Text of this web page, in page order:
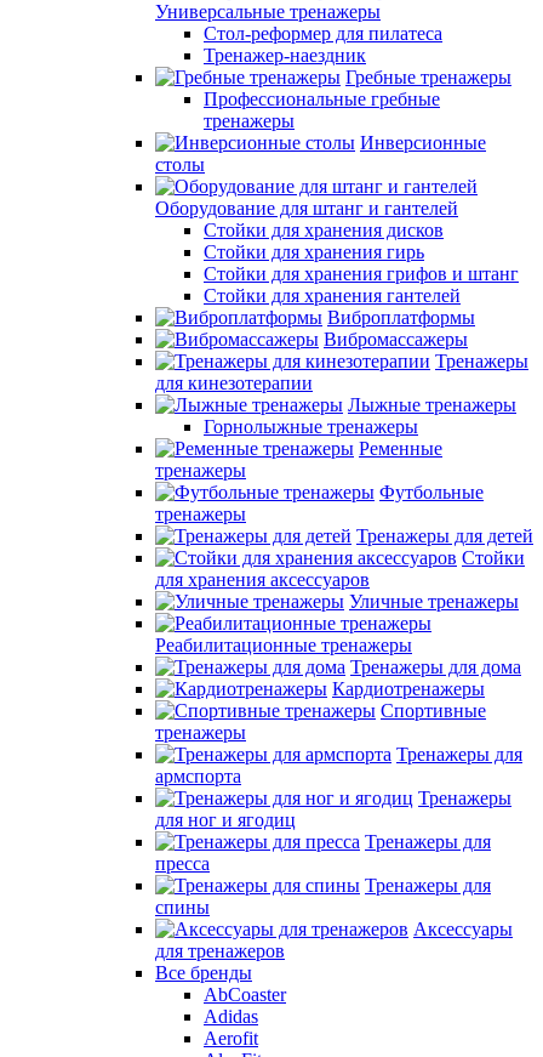
Универсальные тренажеры
Стол-реформер для пилатеса
Тренажер-наездник
Гребные тренажеры
Профессиональные гребные
тренажеры
Инверсионные
столы
Оборудование для штанг и гантелей
Стойки для хранения дисков
Стойки для хранения гирь
Стойки для хранения грифов и штанг
Стойки для хранения гантелей
Виброплатформы
Вибромассажеры
Тренажеры
для кинезотерапии
Лыжные тренажеры
Горнолыжные тренажеры
Ременные
тренажеры
Футбольные
тренажеры
Тренажеры для детей
Стойки
для хранения аксессуаров
Уличные тренажеры
Реабилитационные тренажеры
Тренажеры для дома
Кардиотренажеры
Спортивные
тренажеры
Тренажеры для
армспорта
Тренажеры
для ног и ягодиц
Тренажеры для
пресса
Тренажеры для
спины
Аксессуары
для тренажеров
Все бренды
AbCoaster
Adidas
Aerofit